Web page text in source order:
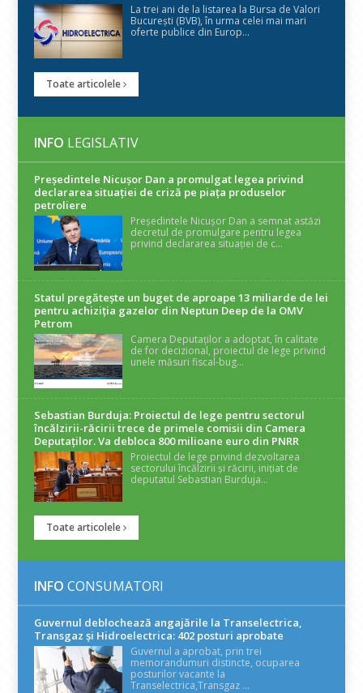
La trei ani de la listarea la Bursa de Valori
București (BVB), în urma celei mai mari
oferte publice din Europ...
Toate articolele
INFO LEGISLATIV
Președintele Nicuşor Dan a promulgat legea privind
declararea situaţiei de criză pe piaţa produselor
petroliere
Președintele Nicușor Dan a semnat astăzi
decretul de promulgare pentru legea
privind declararea situației de c...
Statul pregătește un buget de aproape 13 miliarde de lei
pentru achiziția gazelor din Neptun Deep de la OMV
Petrom
Camera Deputaților a adoptat, în calitate
de for decizional, proiectul de lege privind
unele măsuri fiscal-bug...
Sebastian Burduja: Proiectul de lege pentru sectorul
încălzirii-răcirii trece de primele comisii din Camera
Deputaților. Va debloca 800 milioane euro din PNRR
Proiectul de lege privind dezvoltarea
sectorului încălzirii și răcirii, inițiat de
deputatul Sebastian Burduja...
Toate articolele
INFO CONSUMATORI
Guvernul deblochează angajările la Transelectrica,
Transgaz și Hidroelectrica: 402 posturi aprobate
Guvernul a aprobat, prin trei
memorandumuri distincte, ocuparea
posturilor vacante la
Transelectrica,Transgaz ...